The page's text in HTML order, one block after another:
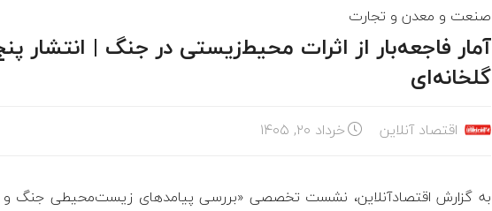
صنعت و معدن و تجارت
آمار فاجعه‌بار از اثرات محیط‌زیستی در جنگ | انتشار
گلخانه‌ای
اقتصاد آنلاین خرداد ۲۰, ۱۴۰۵
به گزارش اقتصادآنلاین، نشست تخصصی «بررسی پیامد‌های زیست‌محیطی جنگ و